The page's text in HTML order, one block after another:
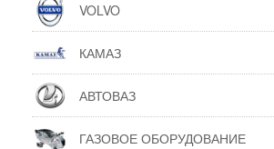
VOLVO
КАМАЗ
АВТОВАЗ
ГАЗОВОЕ ОБОРУДОВАНИЕ